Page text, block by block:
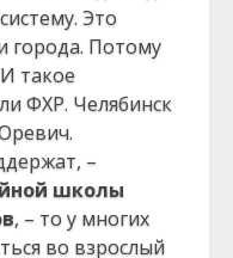
Это
города. Потому
такое
ФХР. Челябинск
–
школы
, – то у многих
во взрослый